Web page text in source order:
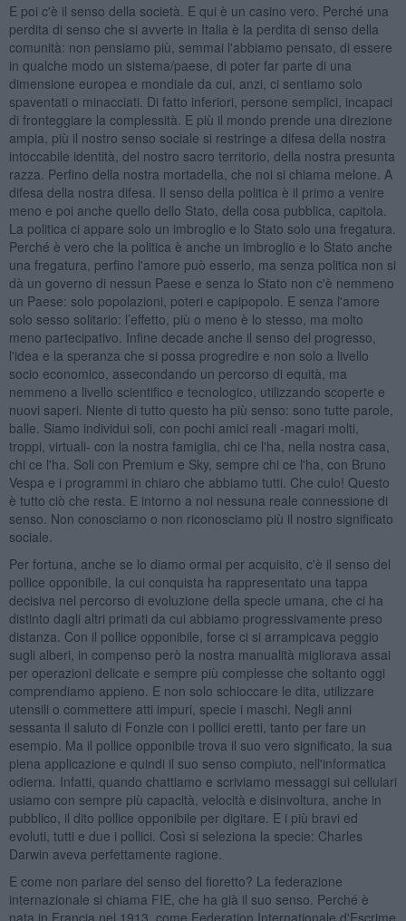
E poi c'è il senso della società. E qui è un casino vero. Perché una
perdita di senso che si avverte in Italia è la perdita di senso della
comunità: non pensiamo più, semmai l'abbiamo pensato, di essere
in qualche modo un sistema/paese, di poter far parte di una
dimensione europea e mondiale da cui, anzi, ci sentiamo solo
spaventati o minacciati. Di fatto inferiori, persone semplici, incapaci
di fronteggiare la complessità. E più il mondo prende una direzione
ampia, più il nostro senso sociale si restringe a difesa della nostra
intoccabile identità, del nostro sacro territorio, della nostra presunta
razza. Perfino della nostra mortadella, che noi si chiama melone. A
difesa della nostra difesa. Il senso della politica è il primo a venire
meno e poi anche quello dello Stato, della cosa pubblica, capitola.
La politica ci appare solo un imbroglio e lo Stato solo una fregatura.
Perché è vero che la politica è anche un imbroglio e lo Stato anche
una fregatura, perfino l'amore può esserlo, ma senza politica non si
dà un governo di nessun Paese e senza lo Stato non c'è nemmeno
un Paese: solo popolazioni, poteri e capipopolo. E senza l'amore
solo sesso solitario: l’effetto, più o meno è lo stesso, ma molto
meno partecipativo. Infine decade anche il senso del progresso,
l'idea e la speranza che si possa progredire e non solo a livello
socio economico, assecondando un percorso di equità, ma
nemmeno a livello scientifico e tecnologico, utilizzando scoperte e
nuovi saperi. Niente di tutto questo ha più senso: sono tutte parole,
balle. Siamo individui soli, con pochi amici reali -magari molti,
troppi, virtuali- con la nostra famiglia, chi ce l'ha, nella nostra casa,
chi ce l'ha. Soli con Premium e Sky, sempre chi ce l'ha, con Bruno
Vespa e i programmi in chiaro che abbiamo tutti. Che culo! Questo
è tutto ciò che resta. E intorno a noi nessuna reale connessione di
senso. Non conosciamo o non riconosciamo più il nostro significato
sociale.
Per fortuna, anche se lo diamo ormai per acquisito, c'è il senso del
pollice opponibile, la cui conquista ha rappresentato una tappa
decisiva nel percorso di evoluzione della specie umana, che ci ha
distinto dagli altri primati da cui abbiamo progressivamente preso
distanza. Con il pollice opponibile, forse ci si arrampicava peggio
sugli alberi, in compenso però la nostra manualità migliorava assai
per operazioni delicate e sempre più complesse che soltanto oggi
comprendiamo appieno. E non solo schioccare le dita, utilizzare
utensili o commettere atti impuri, specie i maschi. Negli anni
sessanta il saluto di Fonzie con i pollici eretti, tanto per fare un
esempio. Ma il pollice opponibile trova il suo vero significato, la sua
piena applicazione e quindi il suo senso compiuto, nell'informatica
odierna. Infatti, quando chattiamo e scriviamo messaggi sui cellulari
usiamo con sempre più capacità, velocità e disinvoltura, anche in
pubblico, il dito pollice opponibile per digitare. E i più bravi ed
evoluti, tutti e due i pollici. Così si seleziona la specie: Charles
Darwin aveva perfettamente ragione.
E come non parlare del senso del fioretto? La federazione
internazionale si chiama FIE, che ha già il suo senso. Perché è
nata in Francia nel 1913, come Federation Internationale d'Escrime